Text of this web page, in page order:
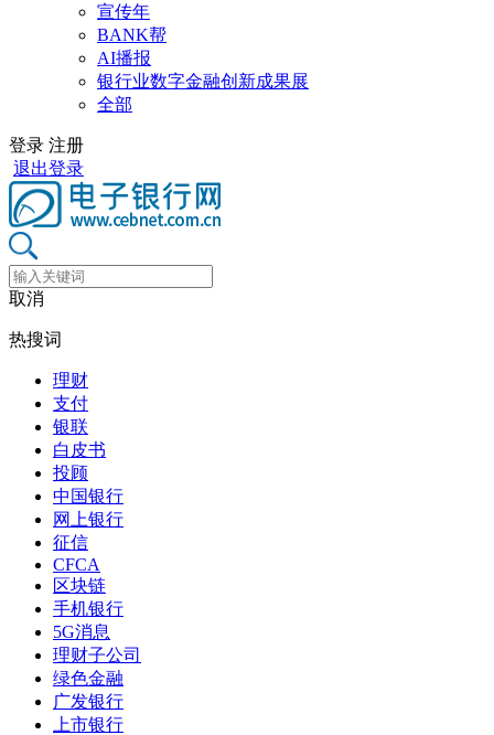
宣传年
BANK帮
AI播报
银行业数字金融创新成果展
全部
登录 注册
退出登录
取消
热搜词
理财
支付
银联
白皮书
投顾
中国银行
网上银行
征信
CFCA
区块链
手机银行
5G消息
理财子公司
绿色金融
广发银行
上市银行